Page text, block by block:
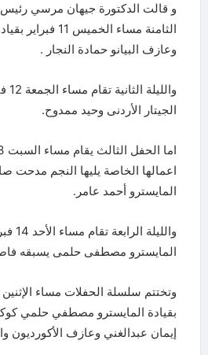
و قالت الدكتورة جيهان مرسي
الثامنة
وعازف البيانو حمادة النجار .
الجيتار الأردنى وحيد ممدوح.
اعمالها الخاصة يليها النجم مدحت
المايسترو أحمد عامر.
المايسترو مصطفى حلمى يسبقه
بقيادة المايسترو مصطفي حلمي
إيمان عبدالغني وعازف الأكورديون